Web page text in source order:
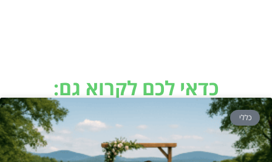
כדאי לכם לקרוא גם:
כללי